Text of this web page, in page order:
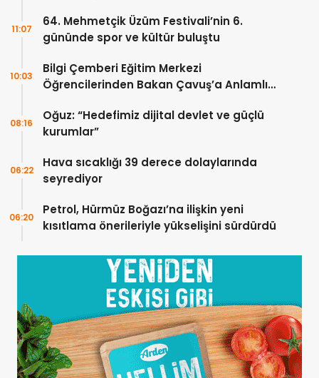
64. Mehmetçik Üzüm Festivali’nin 6.
gününde spor ve kültür buluştu
11:07
Bilgi Çemberi Eğitim Merkezi
Öğrencilerinden Bakan Çavuş’a Anlamlı
10:03
Oğuz: “Hedefimiz dijital devlet ve güçlü
kurumlar”
08:16
Hava sıcaklığı 39 derece dolaylarında
seyrediyor
06:22
Petrol, Hürmüz Boğazı’na ilişkin yeni
kısıtlama önerileriyle yükselişini sürdürdü
06:20